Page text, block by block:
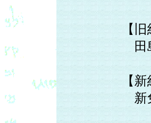
【旧約
田島 卓
「哀歌
【新約
新免 貢 （
「パウロ